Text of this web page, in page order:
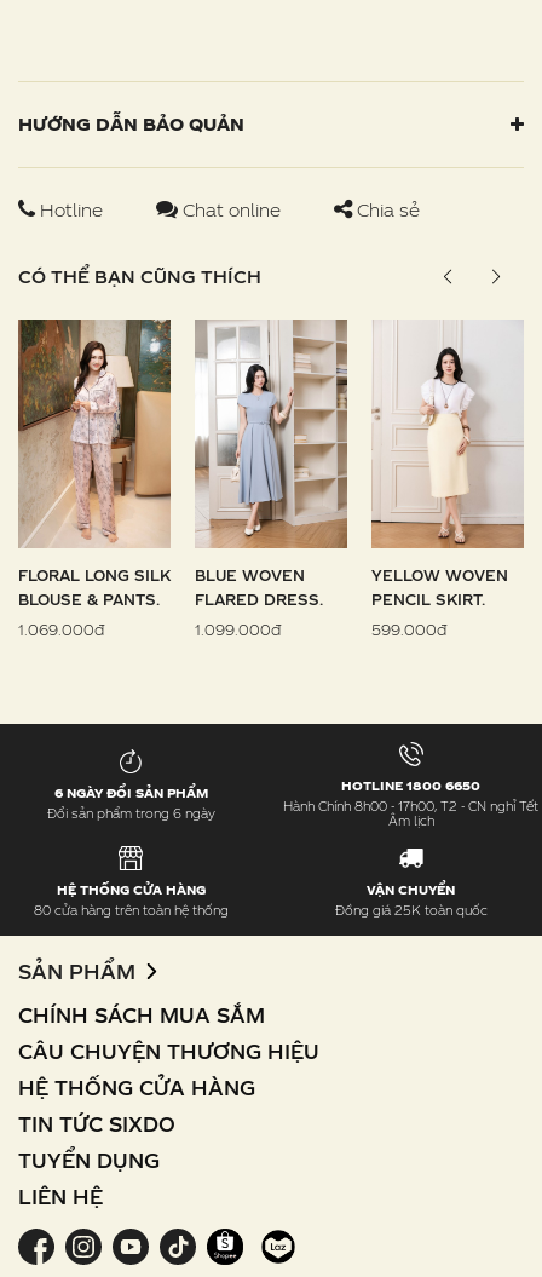
HƯỚNG DẪN BẢO QUẢN
Hotline Chat online Chia sẻ
CÓ THỂ BẠN CŨNG THÍCH
FLORAL LONG SILK
BLOUSE & PANTS.
1.069.000đ
BLUE WOVEN
FLARED DRESS.
1.099.000đ
YELLOW WOVEN
PENCIL SKIRT.
599.000đ
6 NGÀY ĐỔI SẢN PHẨM
Đổi sản phẩm trong 6 ngày
HOTLINE 1800 6650
Hành Chính 8h00 - 17h00, T2 - CN nghỉ Tết
Âm lịch
HỆ THỐNG CỬA HÀNG
80 cửa hàng trên toàn hệ thống
VẬN CHUYỂN
Đồng giá 25K toàn quốc
SẢN PHẨM
CHÍNH SÁCH MUA SẮM
CÂU CHUYỆN THƯƠNG HIỆU
HỆ THỐNG CỬA HÀNG
TIN TỨC SIXDO
TUYỂN DỤNG
LIÊN HỆ